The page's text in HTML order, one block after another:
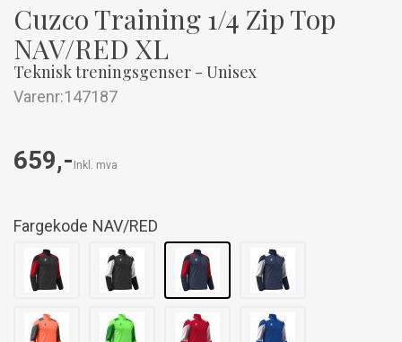
Cuzco Training 1/4 Zip Top
NAV/RED XL
Teknisk treningsgenser - Unisex
Varenr:147187
659,- Inkl. mva
Fargekode NAV/RED